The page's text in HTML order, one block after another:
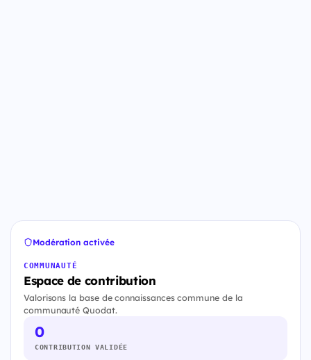
Modération activée
COMMUNAUTÉ
Espace de contribution
Valorisons la base de connaissances commune de la
communauté Quodat.
0
CONTRIBUTION VALIDÉE